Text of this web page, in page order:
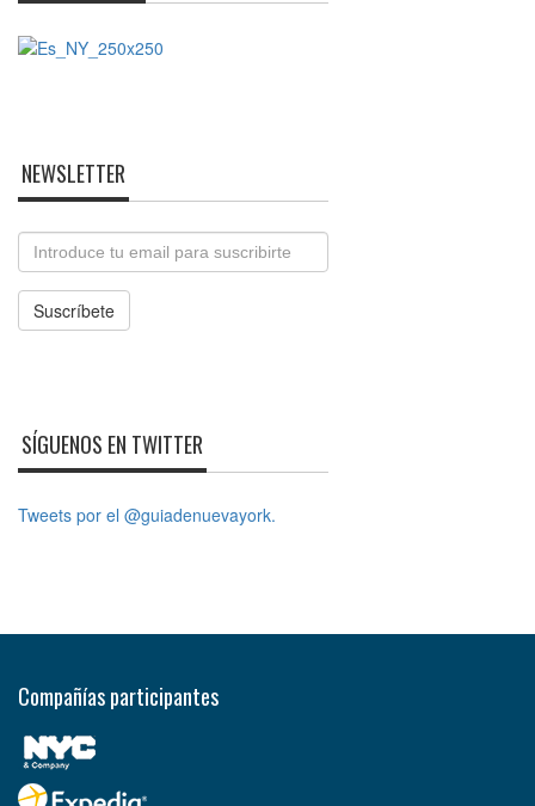
NEWSLETTER
Email
Suscríbete
SÍGUENOS EN TWITTER
Tweets por el @guiadenuevayork.
Compañías participantes